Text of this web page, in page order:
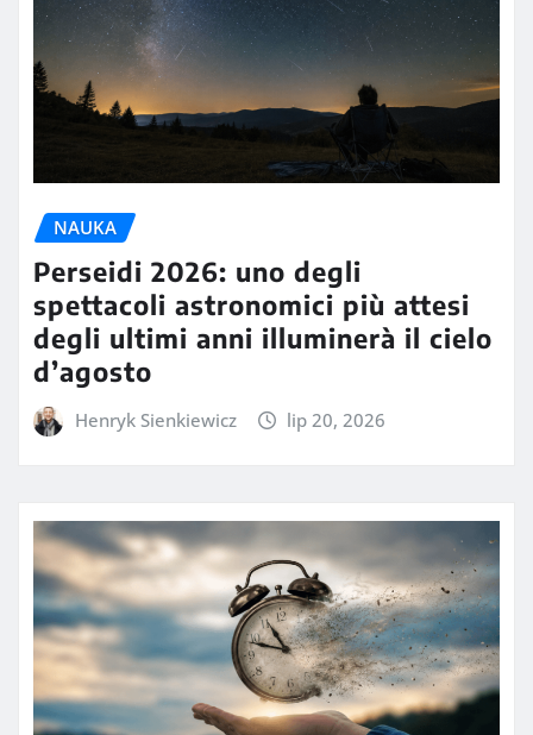
NAUKA
Perseidi 2026: uno degli
spettacoli astronomici più attesi
degli ultimi anni illuminerà il cielo
d’agosto
Henryk Sienkiewicz lip 20, 2026